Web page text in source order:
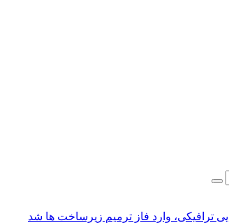
وارد فاز ترمیم زیرساخت ها شد